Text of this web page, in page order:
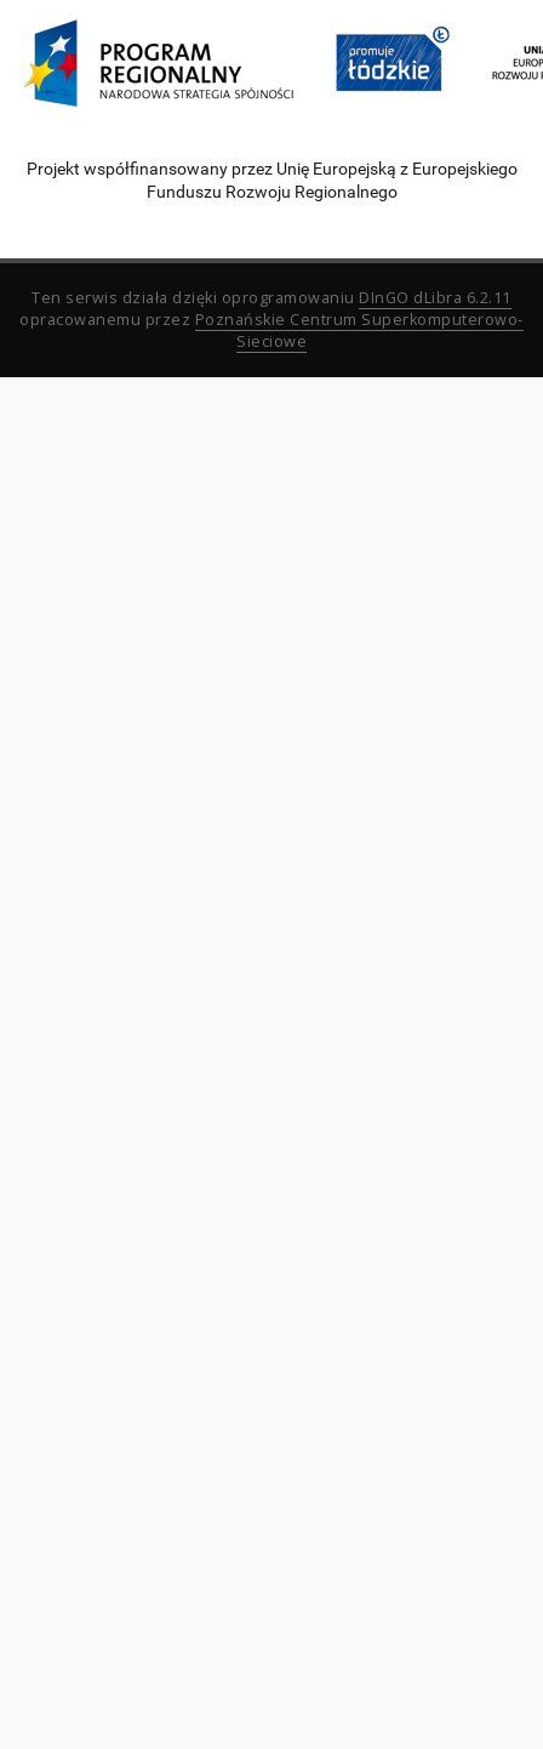
Projekt współfinansowany przez Unię Europejską z Europejskiego
Funduszu Rozwoju Regionalnego
Ten serwis działa dzięki oprogramowaniu DInGO dLibra 6.2.11
opracowanemu przez Poznańskie Centrum Superkomputerowo-
Sieciowe